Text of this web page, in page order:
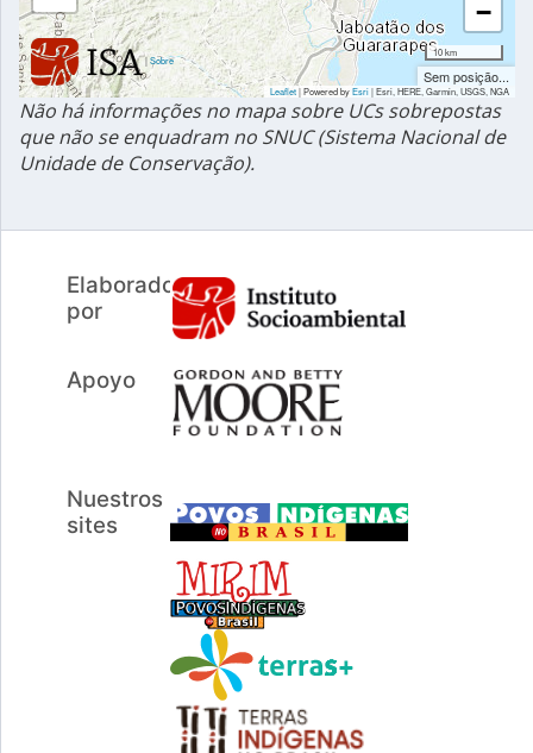
|Sobre
−
10 km
Sem posição...
Leaflet| Powered byEsri|Esri, HERE, Garmin, USGS, NGA
Não há informações no mapa sobre UCs sobrepostas
que não se enquadram no SNUC (Sistema Nacional de
Unidade de Conservação).